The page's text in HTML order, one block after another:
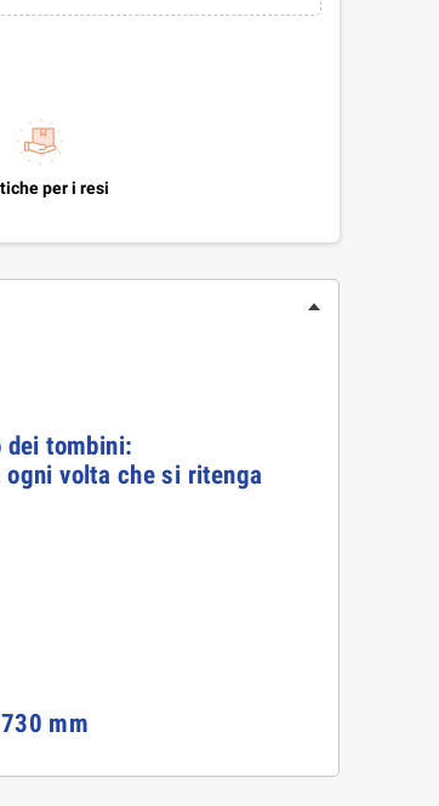
per i resi
tombini:
volta che si ritenga
mm